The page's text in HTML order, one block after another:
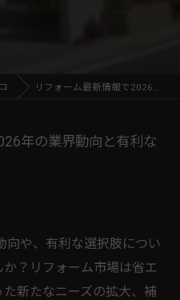
コラム リフォーム最新情報で2026年の業界動向と有利な選択肢を徹底解説
年の業界動向と有利な
向や、有利な選択肢につい
？リフォーム市場は省エ
新たなニーズの拡大、補